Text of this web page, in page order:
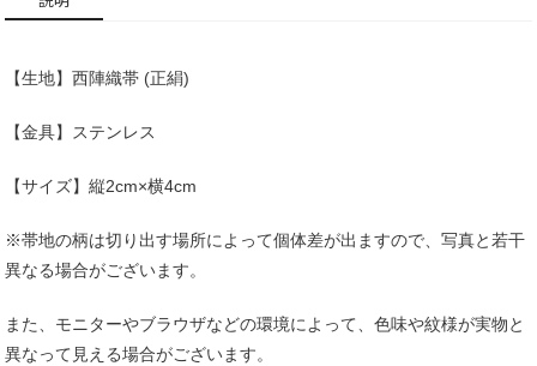
【生地】西陣織帯 (正絹)
【金具】ステンレス
【サイズ】縦2cm×横4cm
※帯地の柄は切り出す場所によって個体差が出ますので、写真と若干
異なる場合がございます。
また、モニターやブラウザなどの環境によって、色味や紋様が実物と
異なって見える場合がございます。